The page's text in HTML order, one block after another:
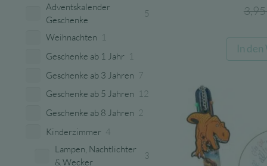
Adventskalender
Geschenke
5
Weihnachten 1
Geschenke ab 1 Jahr 1
Geschenke ab 3 Jahren 7
Geschenke ab 5 Jahren 12
Geschenke ab 8 Jahren 2
Kinderzimmer 4
Lampen, Nachtlichter
& Wecker
3
In